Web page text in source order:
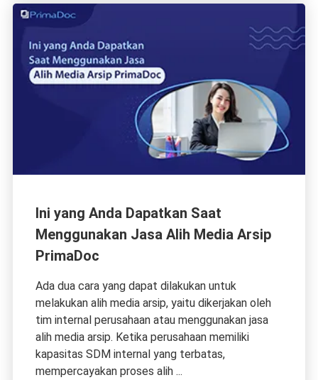
Ini yang Anda Dapatkan Saat
Menggunakan Jasa Alih Media Arsip
PrimaDoc
Ada dua cara yang dapat dilakukan untuk
melakukan alih media arsip, yaitu dikerjakan oleh
tim internal perusahaan atau menggunakan jasa
alih media arsip. Ketika perusahaan memiliki
kapasitas SDM internal yang terbatas,
mempercayakan proses alih ...